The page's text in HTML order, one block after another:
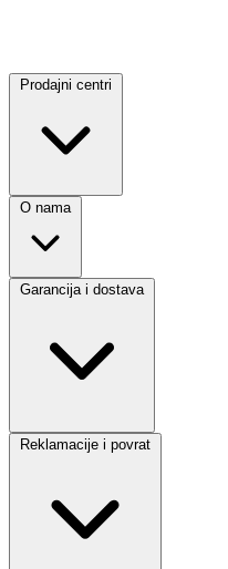
Prodajni centri
O nama
Garancija i dostava
Reklamacije i povrat